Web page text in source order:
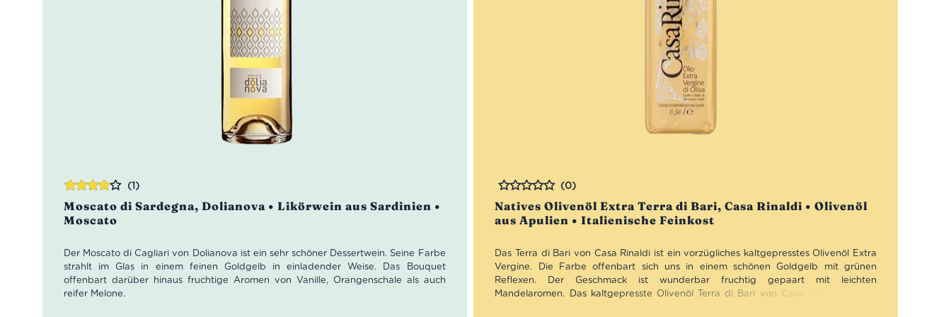
Moscato di Sardegna, Dolianova • Likörwein aus Sardinien •
Moscato
(1)
Der Moscato di Cagliari von Dolianova ist ein sehr schöner Dessertwein. Seine Farbe
strahlt im Glas in einem feinen Goldgelb in einladender Weise. Das Bouquet
offenbart darüber hinaus fruchtige Aromen von Vanille, Orangenschale als auch
reifer Melone.
Bewertet
mit4.00
von 5
Natives Olivenöl Extra Terra di Bari, Casa Rinaldi • Olivenöl
aus Apulien • Italienische Feinkost
Bewertet
(0)
Das Terra di Bari von Casa Rinaldi ist ein vorzügliches kaltgepresstes Olivenöl Extra
Vergine. Die Farbe offenbart sich uns in einem schönen Goldgelb mit grünen
Reflexen. Der Geschmack ist wunderbar fruchtig gepaart mit leichten
Mandelaromen. Das kaltgepresste Olivenöl Terra di Bari von Casa Rinaldi möchte